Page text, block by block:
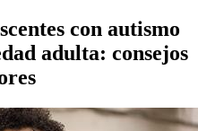
con autismo
adulta: consejos